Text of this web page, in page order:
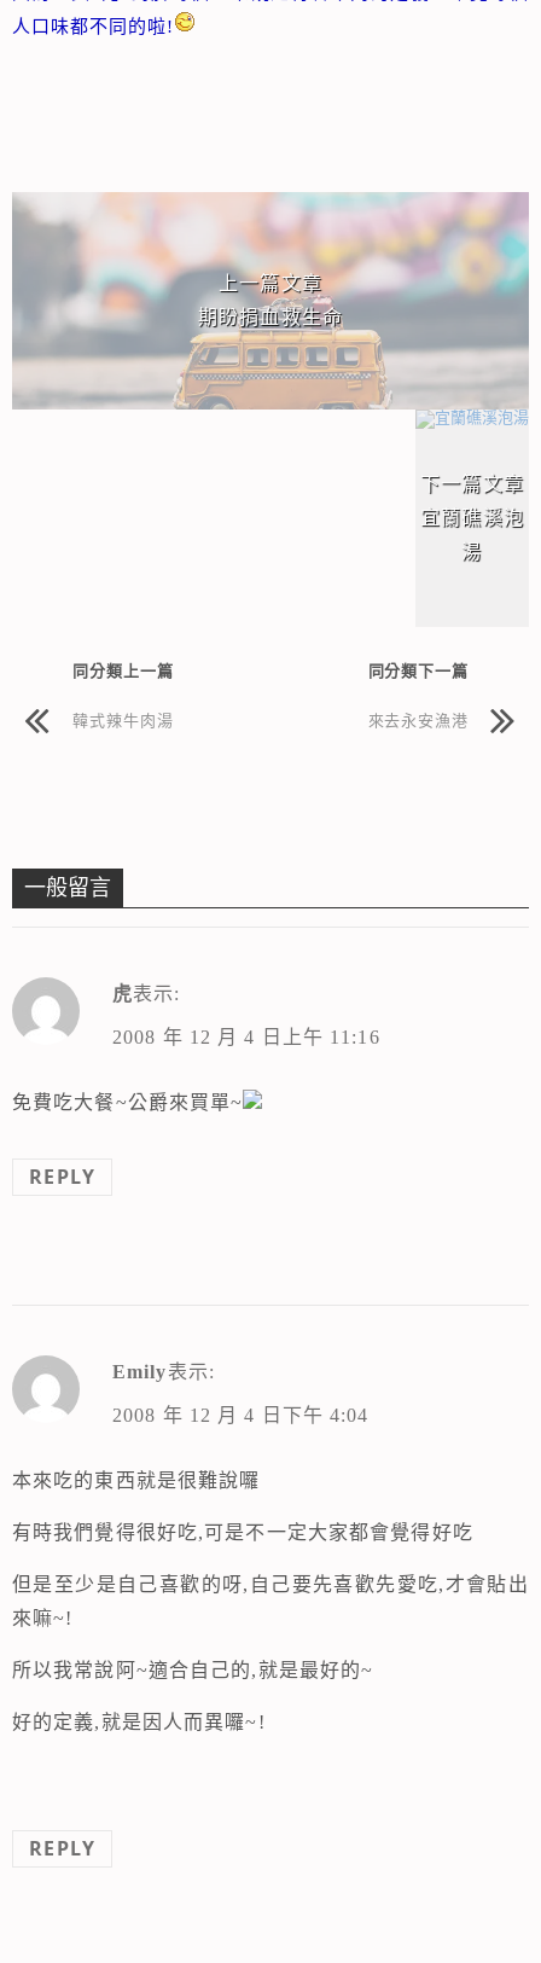
人口味都不同的啦!
相連文章
上一篇文章
期盼捐血救生命
下一篇文章
宜蘭礁溪泡
湯
同分類上一篇
韓式辣牛肉湯
同分類下一篇
來去永安漁港
一般留言
虎表示:
2008 年 12 月 4 日上午 11:16
免費吃大餐~公爵來買單~
REPLY
Emily表示:
2008 年 12 月 4 日下午 4:04
本來吃的東西就是很難說囉
有時我們覺得很好吃,可是不一定大家都會覺得好吃
但是至少是自己喜歡的呀,自己要先喜歡先愛吃,才會貼出
來嘛~!
所以我常說阿~適合自己的,就是最好的~
好的定義,就是因人而異囉~!
REPLY